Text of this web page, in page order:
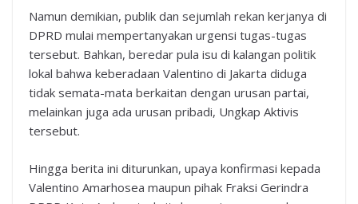
Namun demikian, publik dan sejumlah rekan kerjanya di
DPRD mulai mempertanyakan urgensi tugas-tugas
tersebut. Bahkan, beredar pula isu di kalangan politik
lokal bahwa keberadaan Valentino di Jakarta diduga
tidak semata-mata berkaitan dengan urusan partai,
melainkan juga ada urusan pribadi, Ungkap Aktivis
tersebut.
Hingga berita ini diturunkan, upaya konfirmasi kepada
Valentino Amarhosea maupun pihak Fraksi Gerindra